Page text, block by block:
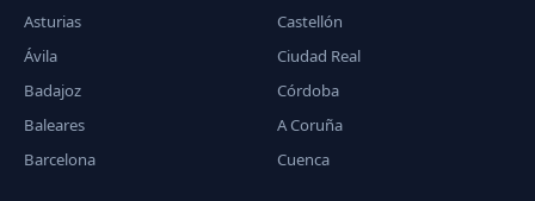
Asturias
Ávila
Badajoz
Baleares
Barcelona
Castellón
Ciudad Real
Córdoba
A Coruña
Cuenca